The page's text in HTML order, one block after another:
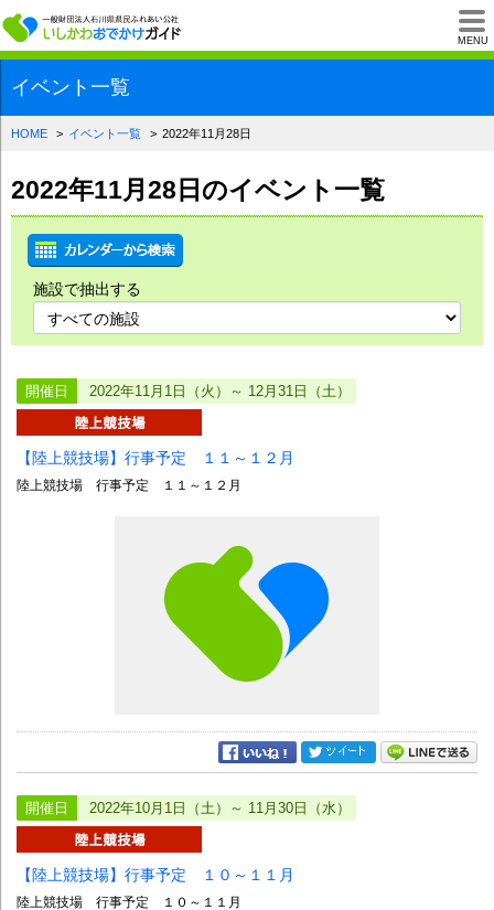
MENU
一般財団法人石川
イベント一覧
HOME イベント一覧 2022年11月28日
2022年11月28日のイベント一覧
施設で抽出する
開催日 2022年11月1日（火）～ 12月31日（土）
【陸上競技場】行事予定 １１～１２月
陸上競技場 行事予定 １１～１２月
開催日 2022年10月1日（土）～ 11月30日（水）
【陸上競技場】行事予定 １０～１１月
陸上競技場 行事予定 １０～１１月